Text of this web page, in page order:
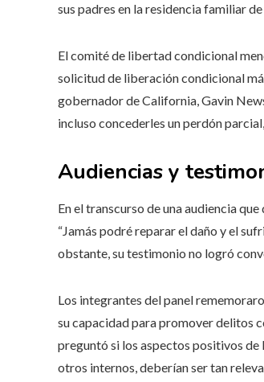
sus padres en la residencia familiar
El comité de libertad condicional
solicitud de liberación condicional
gobernador de California, Gavin
incluso concederles un perdón
Audiencias y
En el transcurso de una audiencia
“Jamás podré reparar el daño y el
obstante, su testimonio no logró
Los integrantes del panel
su capacidad para promover delitos
preguntó si los aspectos positivos de
otros internos, deberían ser tan